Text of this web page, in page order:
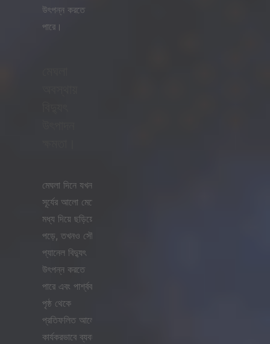
উৎপন্ন করতে
পারে।
মেঘলা দিনে যখন
সূর্যের আলো মেঘের
মধ্য দিয়ে ছড়িয়ে
পড়ে, তখনও সৌর
প্যানেল বিদ্যুৎ
উৎপন্ন করতে
পারে এবং পার্শ্ববর্তী
পৃষ্ঠ থেকে
প্রতিফলিত আলো
কার্যকরভাবে ব্যবহার